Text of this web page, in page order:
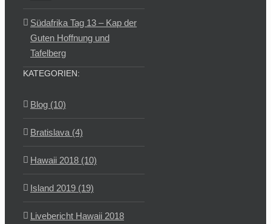
Südafrika Tag 13 – Kap der
Guten Hoffnung und
Tafelberg
KATEGORIEN:
Blog (10)
Bratislava (4)
Hawaii 2018 (10)
Island 2019 (19)
Livebericht Hawaii 2018